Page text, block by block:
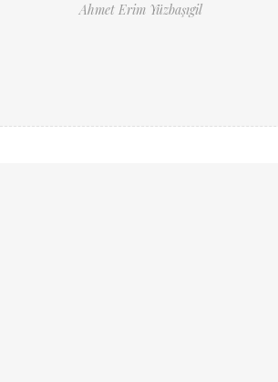
Ahmet Erim Yüzbaşıgil